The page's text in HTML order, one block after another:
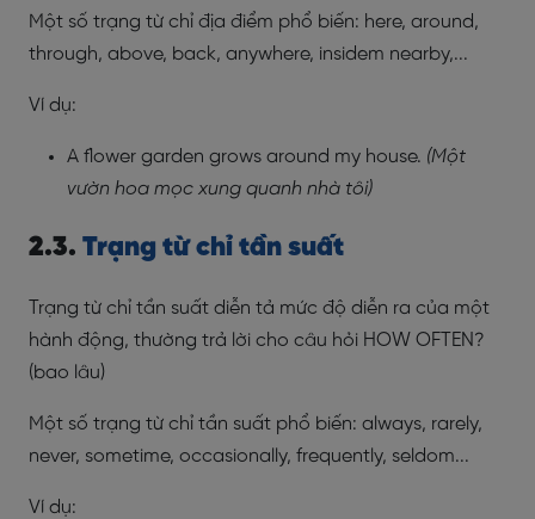
Một số trạng từ chỉ địa điểm phổ biến: here, around,
through, above, back, anywhere, insidem nearby,...
Ví dụ:
A flower garden grows around my house. (Một
vườn hoa mọc xung quanh nhà tôi)
2.3. Trạng từ chỉ tần suất
Trạng từ chỉ tần suất diễn tả mức độ diễn ra của một
hành động, thường trả lời cho câu hỏi HOW OFTEN?
(bao lâu)
Một số trạng từ chỉ tần suất phổ biến: always, rarely,
never, sometime, occasionally, frequently, seldom...
Ví dụ: